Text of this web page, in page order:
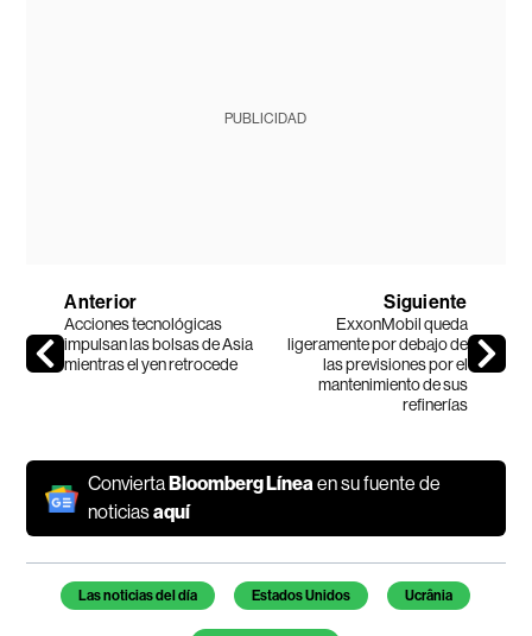
PUBLICIDAD
Anterior
Acciones tecnológicas
impulsan las bolsas de Asia
mientras el yen retrocede
Siguiente
ExxonMobil queda
ligeramente por debajo de
las previsiones por el
mantenimiento de sus
refinerías
Convierta Bloomberg Líneaen su fuente de
noticiasaquí
Temas de este artículo
Las noticias del día Estados Unidos Ucrânia